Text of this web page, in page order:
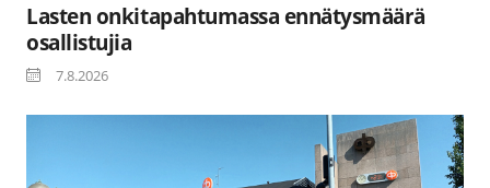
Lasten onkitapahtumassa ennätysmäärä
osallistujia
7.8.2026